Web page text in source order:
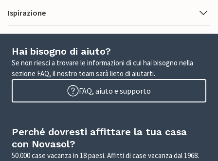
Ispirazione
Hai bisogno di aiuto?
Se non riesci a trovare le informazioni di cui hai bisogno nella
sezione FAQ, il nostro team sarà lieto di aiutarti.
FAQ, aiuto e supporto
Perché dovresti affittare la tua casa
con Novasol?
50.000 case vacanza in 18 paesi. Affitti di case vacanza dal 1968.